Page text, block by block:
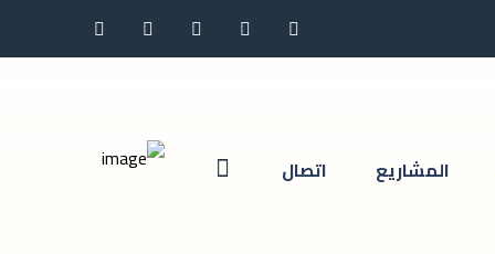
المشاريع اتصال